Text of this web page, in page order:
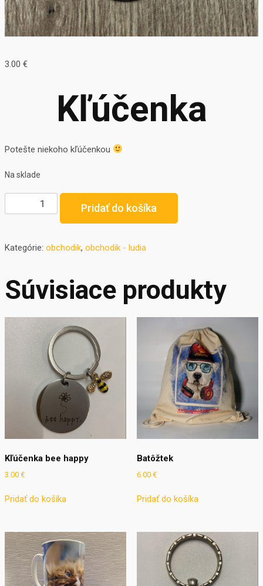
3.00 €
Kľúčenka
Potešte niekoho kľúčenkou
Na sklade
Pridať do košíka
Kategórie: obchodik, obchodik - ludia
Súvisiace produkty
Kľúčenka bee happy
3.00 €
Pridať do košíka
Batôžtek
6.00 €
Pridať do košíka